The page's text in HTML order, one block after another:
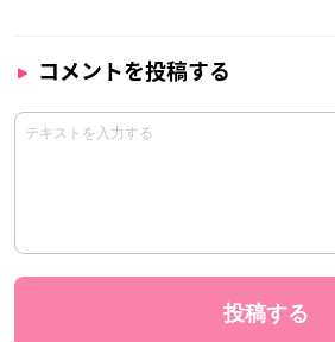
コメントを投稿する